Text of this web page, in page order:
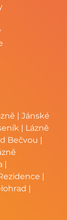
| Jánské
| Lázně
Bečvou |
|
|
|